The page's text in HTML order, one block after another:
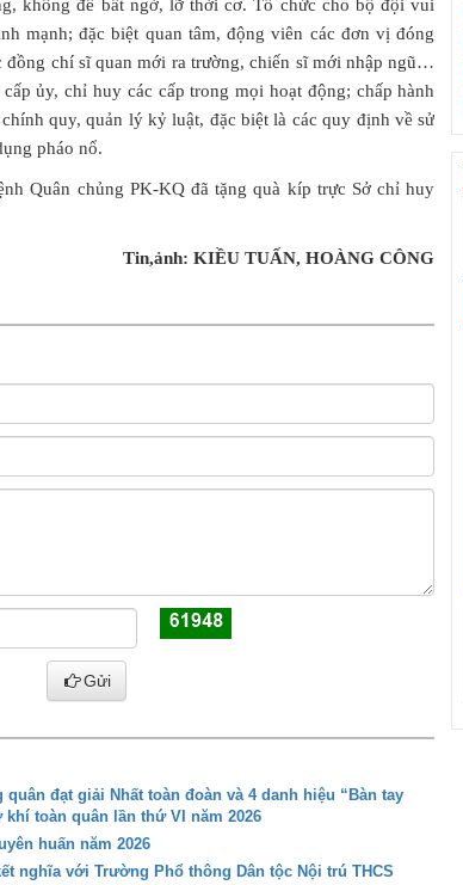
không để bất ngờ, lỡ thời cơ. Tổ chức cho bộ đội vui
mạnh; đặc biệt quan tâm, động viên các đơn vị đóng
đồng chí sĩ quan mới ra trường, chiến sĩ mới nhập ngũ…
ủy, chỉ huy các cấp trong mọi hoạt động; chấp hành
quy, quản lý kỷ luật, đặc biệt là các quy định về sử
pháo nổ.
Quân chủng PK-KQ đã tặng quà kíp trực Sở chỉ huy
Tin,ảnh: KIỀU TUẤN, HOÀNG CÔNG
Gửi
đạt giải Nhất toàn đoàn và 4 danh hiệu “Bàn tay
toàn quân lần thứ VI năm 2026
huấn năm 2026
nghĩa với Trường Phổ thông Dân tộc Nội trú THCS